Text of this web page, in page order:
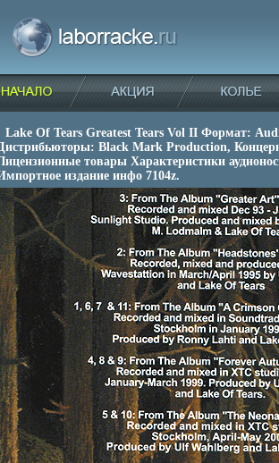
Lake Of Tears Greatest Tears Vol II Формат:
Black Mark Production,
товары Характеристики
издание инфо 7104z.